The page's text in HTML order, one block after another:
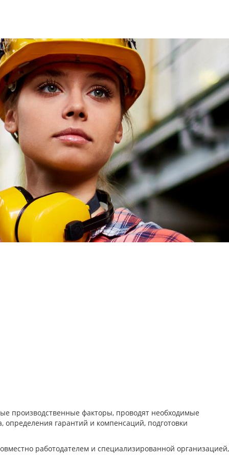
производственные факторы, проводят необходимые
гарантий и компенсаций, подготовки
работодателем и специализированной организацией,